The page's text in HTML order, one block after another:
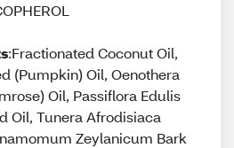
:Fractionated Coconut Oil,
(Pumpkin) Oil, Oenothera
Oil, Passiflora Edulis
Oil, Tunera Afrodisiaca
Zeylanicum Bark